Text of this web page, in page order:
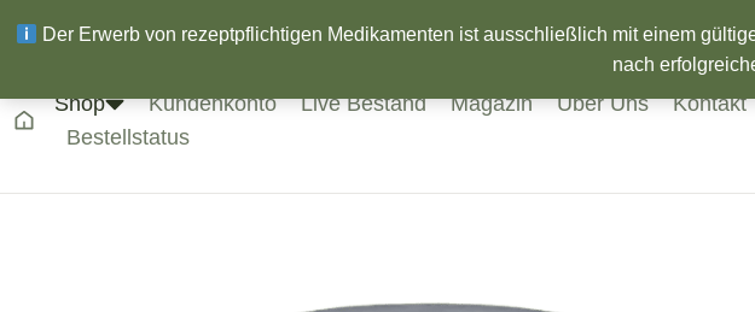
Wir
Shop Kundenkonto Live Bestand Magazin Über Uns
Kontakt
Bestellstatus
Der Erwerb von rezeptpflichtigen Medikamenten ist ausschließlich mit einem
nach